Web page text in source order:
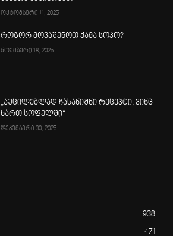
ოქტომბერი 11, 2025
როგორ მოვაშენოთ ქამა სოკო?
ნოემბერი 18, 2025
„აუცილებლად ჩასანიშნი რეცეპტი, ვინც
ხართ სოფელში“
დეკემბერი 30, 2025
938
471